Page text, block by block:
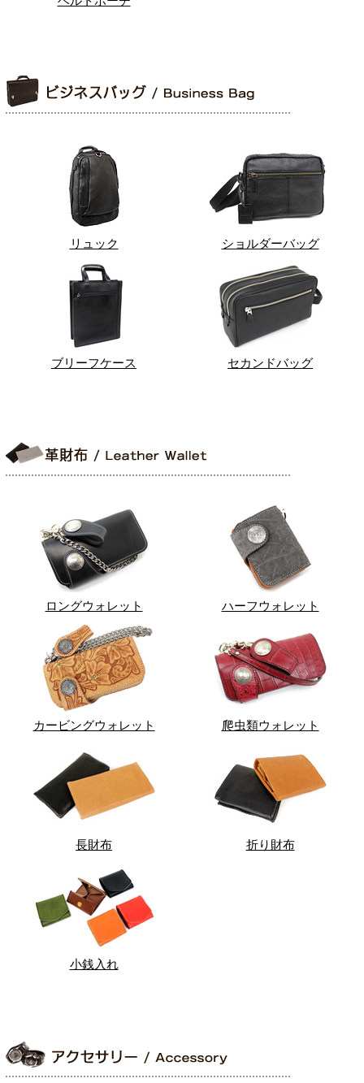
リュック ショルダーバッグ
ブリーフケース セカンドバッグ
ロングウォレット ハーフウォレット
カービングウォレット 爬虫類ウォレット
長財布 折り財布
小銭入れ